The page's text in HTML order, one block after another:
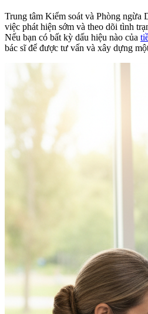
Trung tâm Kiểm soát và Phòng ngừa
việc phát hiện sớm và theo dõi tình
Nếu bạn có bất kỳ dấu hiệu nào của
bác sĩ để được tư vấn và xây dựng